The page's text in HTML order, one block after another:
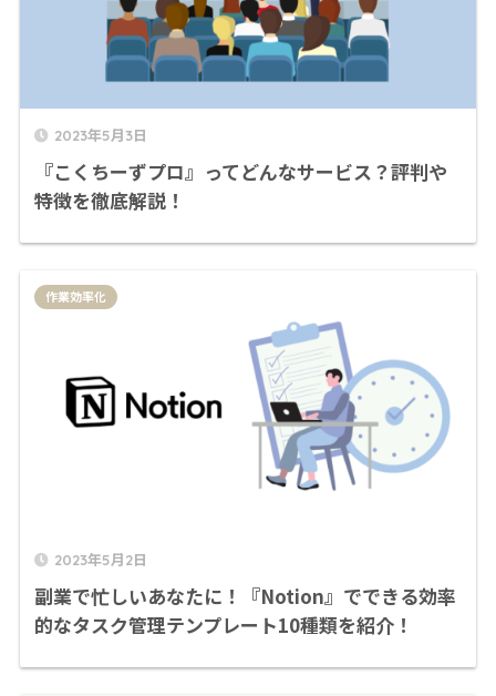
2023年5月3日
『こくちーずプロ』ってどんなサービス？評判や
特徴を徹底解説！
2023年5月2日
副業で忙しいあなたに！『Notion』でできる効率
的なタスク管理テンプレート10種類を紹介！
作業効率化